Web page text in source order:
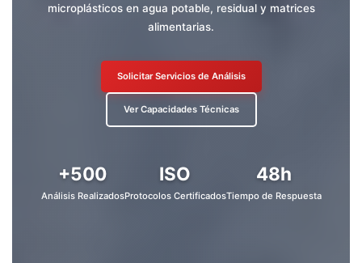
microplásticos en agua potable, residual y matrices
alimentarias.
Solicitar Servicios de Análisis
Ver Capacidades Técnicas
+500
Análisis Realizados
ISO
Protocolos Certificados
48h
Tiempo de Respuesta